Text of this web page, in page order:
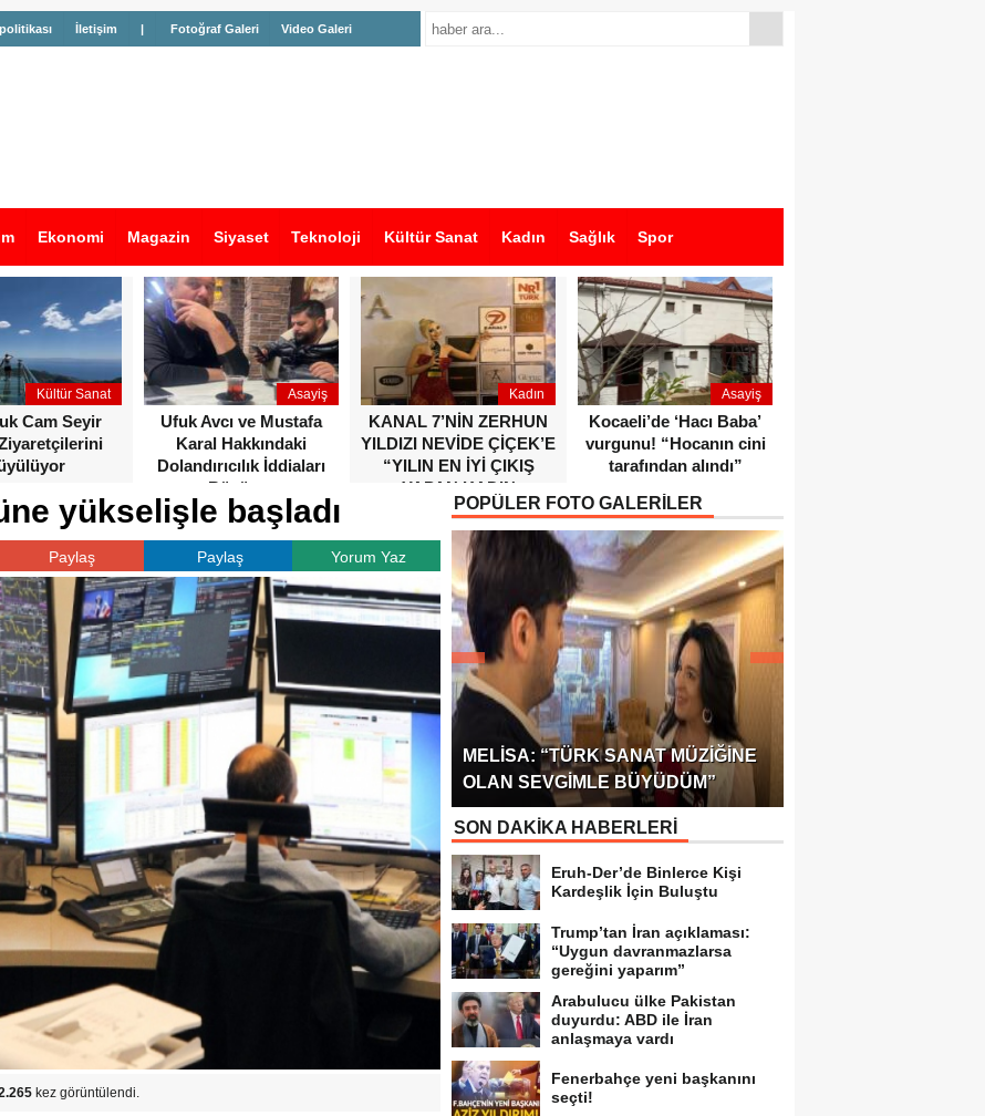
İletişim | Fotoğraf Galeri Video Galeri
Ekonomi Magazin Siyaset Teknoloji Kültür Sanat Kadın Sağlık Spor
Kültür Sanat
Cam Seyir
Asayiş
Ufuk Avcı ve Mustafa
Karal Hakkındaki
Dolandırıcılık İddiaları
Büyüyor
Kadın
KANAL 7’NİN ZERHUN
YILDIZI NEVİDE ÇİÇEK’E
“YILIN EN İYİ ÇIKIŞ
YAPAN KADIN
OYUNCUSU” ÖDÜLÜ!
Asayiş
Kocaeli’de ‘Hacı Baba’
vurgunu! “Hocanın cini
tarafından alındı”
yükselişle başladı
Paylaş Paylaş Yorum Yaz
kez görüntülendi.
POPÜLER FOTO GALERİLER
MELISA: “TÜRK SANAT MÜZIĞINE
OLAN SEVGIMLE BÜYÜDÜM”
SON DAKİKA HABERLERİ
Eruh-Der’de Binlerce Kişi
Kardeşlik İçin Buluştu
Trump’tan İran açıklaması:
“Uygun davranmazlarsa
gereğini yaparım”
Arabulucu ülke Pakistan
duyurdu: ABD ile İran
anlaşmaya vardı
Fenerbahçe yeni başkanını
seçti!